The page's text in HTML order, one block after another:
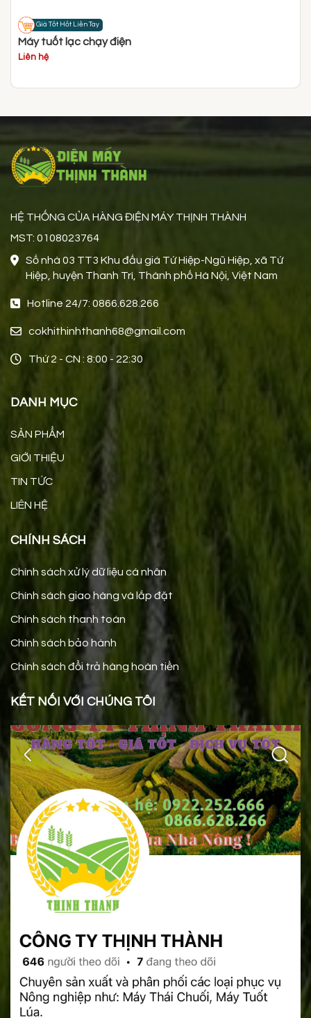
Giá Tốt Hốt Liền Tay
Máy tuốt lạc chạy điện
Liên hệ
HỆ THỐNG CỦA HÀNG ĐIỆN MÁY THỊNH THÀNH
MST: 0108023764
Số nhà 03 TT3 Khu đấu giá Tứ Hiệp-Ngũ Hiệp, xã Tứ
Hiệp, huyện Thanh Trì, Thành phố Hà Nội, Việt Nam
Hotline 24/7: 0866.628.266
cokhithinhthanh68@gmail.com
Thứ 2 - CN : 8:00 - 22:30
DANH MỤC
SẢN PHẨM
GIỚI THIỆU
TIN TỨC
LIÊN HỆ
CHÍNH SÁCH
Chính sách xử lý dữ liệu cá nhân
Chính sách giao hàng và lắp đặt
Chính sách thanh toán
Chính sách bảo hành
Chính sách đổi trả hàng hoàn tiền
KẾT NỐI VỚI CHÚNG TÔI